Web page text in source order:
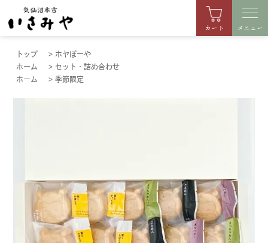
カート メニュー
トップ > ホヤぼーや
ホーム
> セット・詰め合わせ
ホーム
>季節限定